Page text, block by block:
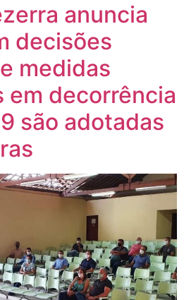
anuncia
decisões
medidas
em decorrência
são adotadas